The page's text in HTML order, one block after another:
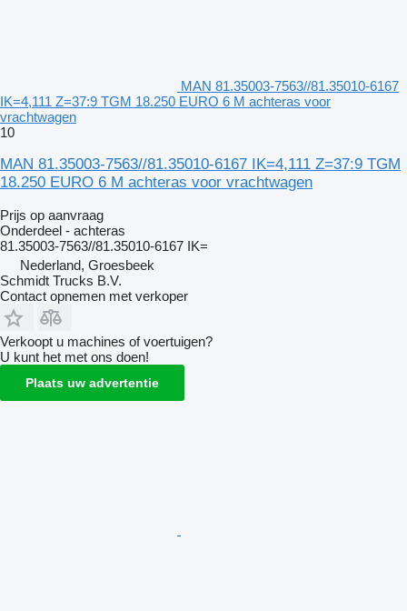
MAN 81.35003-7563//81.35010-6167
IK=4,111 Z=37:9 TGM 18.250 EURO 6 M achteras voor
vrachtwagen
10
MAN 81.35003-7563//81.35010-6167 IK=4,111 Z=37:9 TGM
18.250 EURO 6 M achteras voor vrachtwagen
Prijs op aanvraag
Onderdeel - achteras
81.35003-7563//81.35010-6167 IK=
Nederland, Groesbeek
Schmidt Trucks B.V.
Contact opnemen met verkoper
Verkoopt u machines of voertuigen?
U kunt het met ons doen!
Plaats uw advertentie